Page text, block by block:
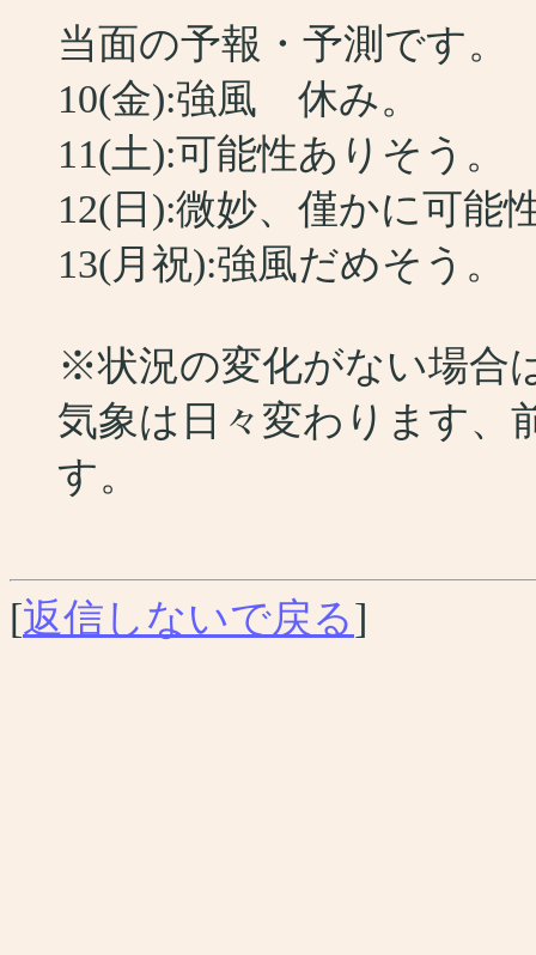
当面の予報・予測です。
10(金):強風 休み。
11(土):可能性ありそう。
12(日):微妙、僅かに可能
13(月祝):強風だめそう。
※状況の変化がない場合
気象は日々変わります、
す。
[返信しないで戻る]